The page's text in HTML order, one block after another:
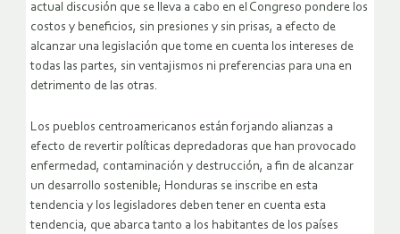
actual discusión que se lleva a cabo en el Congreso pondere los
costos y beneficios, sin presiones y sin prisas, a efecto de
alcanzar una legislación que tome en cuenta los intereses de
todas las partes, sin ventajismos ni preferencias para una en
detrimento de las otras.
Los pueblos centroamericanos están forjando alianzas a
efecto de revertir políticas depredadoras que han provocado
enfermedad, contaminación y destrucción, a fin de alcanzar
un desarrollo sostenible; Honduras se inscribe en esta
tendencia y los legisladores deben tener en cuenta esta
tendencia, que abarca tanto a los habitantes de los países